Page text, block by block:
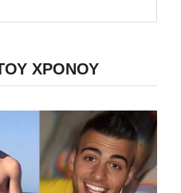
ΧΡΟΝΟΥ